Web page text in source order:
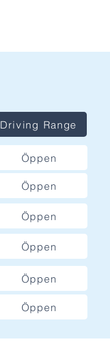
Driving Range
Öppen
Öppen
Öppen
Öppen
Öppen
Öppen